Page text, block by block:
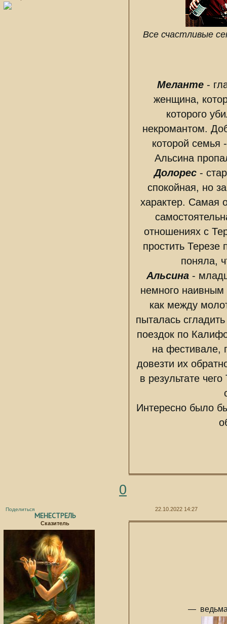
Все счастливые
Меланте -
женщина,
которого
некромантом.
которой семья
Альсина
Долорес-
спокойная, но
характер. Самая
отношениях с
простить
поняла,
Альсина -
немного наивным
как между
пыталась
поездок по
на фестивале,
довезти их
в результате
Интересно было
0
Поделиться 22.10.2022 14:27
МЕНЕСТРЕЛЬ
Сказитель
— ведьма